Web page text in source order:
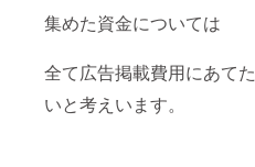
集めた資金については
全て広告掲載費用にあてた
いと考えいます。